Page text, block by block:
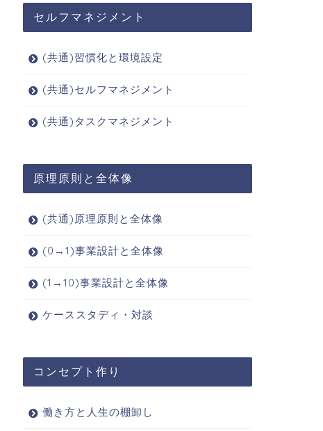
セルフマネジメント
(共通)習慣化と環境設定
(共通)セルフマネジメント
(共通)タスクマネジメント
原理原則と全体像
(共通)原理原則と全体像
(0→1)事業設計と全体像
(1→10)事業設計と全体像
ケーススタディ・対談
コンセプト作り
働き方と人生の棚卸し